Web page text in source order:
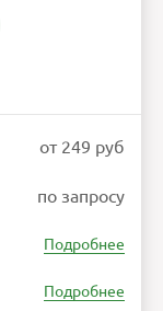
от 249 руб
по запросу
Подробнее
Подробнее